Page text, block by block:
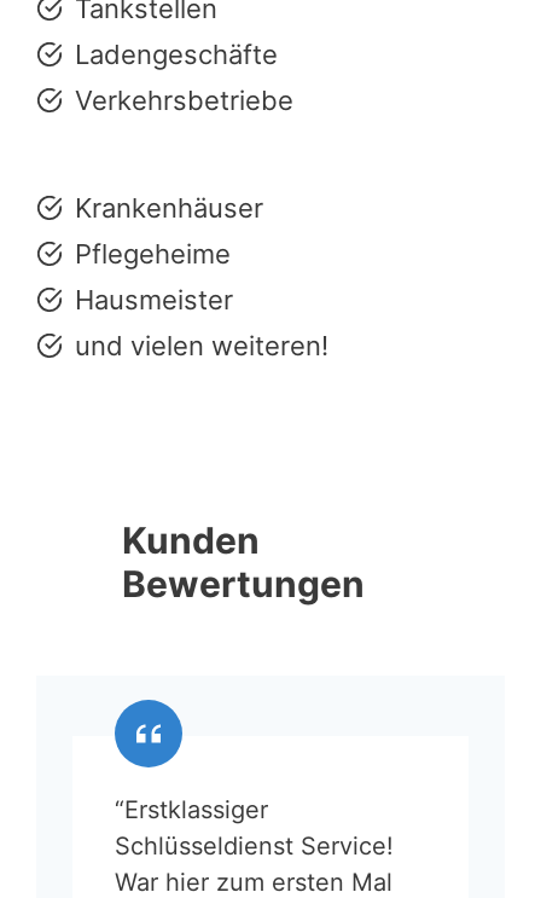
Tankstellen
Ladengeschäfte
Verkehrsbetriebe
Krankenhäuser
Pflegeheime
Hausmeister
und vielen weiteren!
Kunden
Bewertungen
“Erstklassiger
Schlüsseldienst Service!
War hier zum ersten Mal